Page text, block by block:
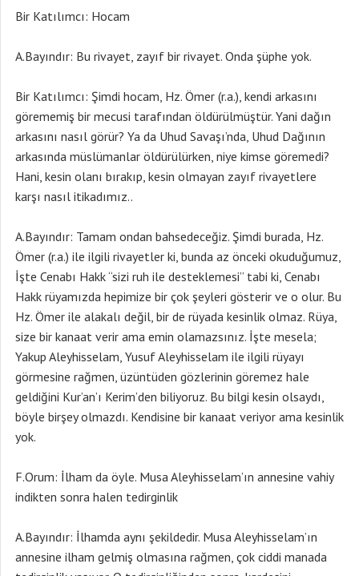
Bir Katılımcı: Hocam
A.Bayındır: Bu rivayet, zayıf bir rivayet. Onda şüphe yok.
Bir Katılımcı: Şimdi hocam, Hz. Ömer (r.a.), kendi arkasını
görememiş bir mecusi tarafından öldürülmüştür. Yani dağın
arkasını nasıl görür? Ya da Uhud Savaşı’nda, Uhud Dağının
arkasında müslümanlar öldürülürken, niye kimse göremedi?
Hani, kesin olanı bırakıp, kesin olmayan zayıf rivayetlere
karşı nasıl itikadımız..
A.Bayındır: Tamam ondan bahsedeceğiz. Şimdi burada, Hz.
Ömer (r.a.) ile ilgili rivayetler ki, bunda az önceki okuduğumuz,
İşte Cenabı Hakk “sizi ruh ile desteklemesi” tabi ki, Cenabı
Hakk rüyamızda hepimize bir çok şeyleri gösterir ve o olur. Bu
Hz. Ömer ile alakalı değil, bir de rüyada kesinlik olmaz. Rüya,
size bir kanaat verir ama emin olamazsınız. İşte mesela;
Yakup Aleyhisselam, Yusuf Aleyhisselam ile ilgili rüyayı
görmesine rağmen, üzüntüden gözlerinin göremez hale
geldiğini Kur’an’ı Kerim’den biliyoruz. Bu bilgi kesin olsaydı,
böyle birşey olmazdı. Kendisine bir kanaat veriyor ama kesinlik
yok.
F.Orum: İlham da öyle. Musa Aleyhisselam’ın annesine vahiy
indikten sonra halen tedirginlik
A.Bayındır: İlhamda aynı şekildedir. Musa Aleyhisselam’ın
annesine ilham gelmiş olmasına rağmen, çok ciddi manada